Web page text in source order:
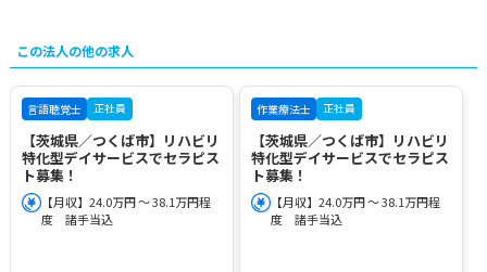
この法人の他の求人
言語聴覚士 正社員
【茨城県／つくば市】リハビリ
特化型デイサービスでセラピス
ト募集！
【月収】24.0万円 ～ 38.1万円程
度 諸手当込
作業療法士 正社員
【茨城県／つくば市】リハビリ
特化型デイサービスでセラピス
ト募集！
【月収】24.0万円 ～ 38.1万円程
度 諸手当込